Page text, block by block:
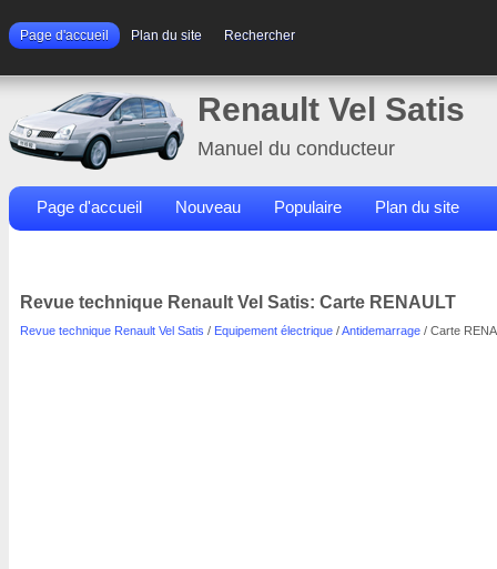
Page d'accueil Plan du site Rechercher
Renault Vel Satis
Manuel du conducteur
Page d'accueil Nouveau Populaire Plan du site
Revue technique Renault Vel Satis: Carte RENAULT
Revue technique Renault Vel Satis / Equipement électrique /Antidemarrage / Carte